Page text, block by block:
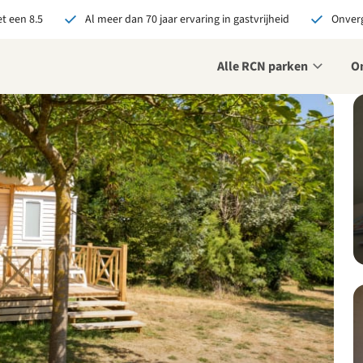
een 8.5 Al meer dan 70 jaar ervaring in gastvrijheid
Alle RCN parken
bij RCN boekt, krijg je:
De beste prijsgarantie
Exclusieve voordelen
Persoonlijk contact
alle voordelen